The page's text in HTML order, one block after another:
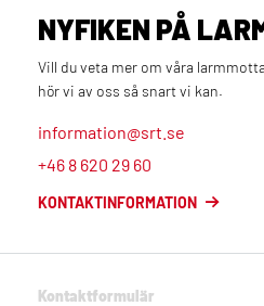
NYFIKEN PÅ
Vill du veta mer om våra
hör vi av oss så snart vi kan.
information@srt.se
+46 8 620 29 60
KONTAKTINFORMATION
Kontaktformulär